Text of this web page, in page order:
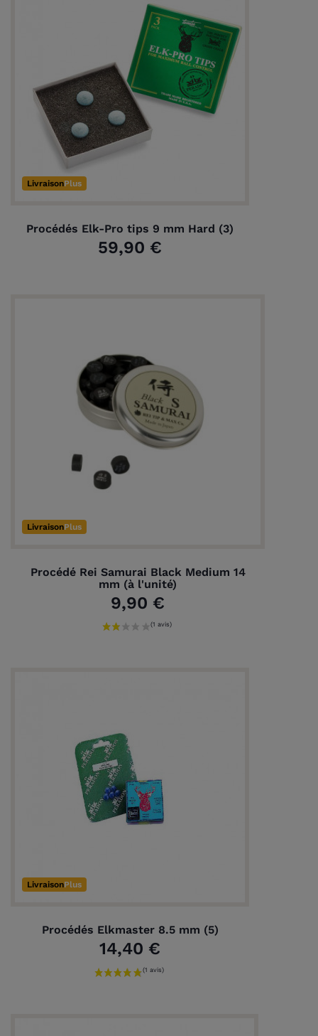
LivraisonPlus
Procédés Elk-Pro tips 9 mm Hard (3)
59,90 €
LivraisonPlus
Procédé Rei Samurai Black Medium 14
mm (à l'unité)
9,90 €
LivraisonPlus
Procédés Elkmaster 8.5 mm (5)
14,40 €